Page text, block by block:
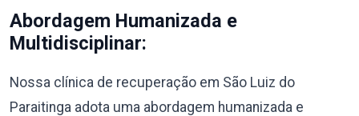
Abordagem Humanizada e
Multidisciplinar:
Nossa clínica de recuperação em São Luiz do
Paraitinga adota uma abordagem humanizada e